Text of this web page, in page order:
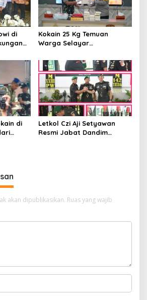
di
Kokain 25 Kg Temuan
Warga Selayar
di
Letkol Czi Aji Setyawan
Resmi Jabat Dandim
akan dipublikasikan. Ruas yang wajib